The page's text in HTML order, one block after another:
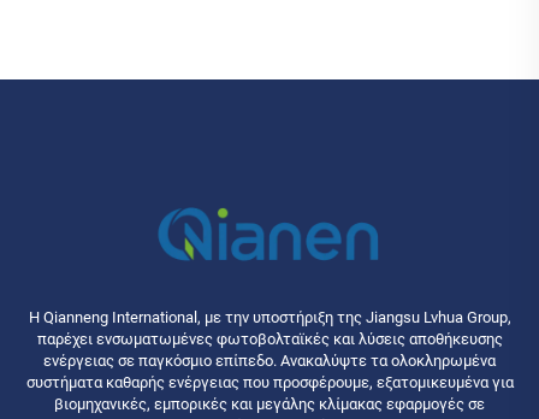
Η Qianneng International, με την υποστήριξη της Jiangsu Lvhua Group,
παρέχει ενσωματωμένες φωτοβολταϊκές και λύσεις αποθήκευσης
ενέργειας σε παγκόσμιο επίπεδο. Ανακαλύψτε τα ολοκληρωμένα
συστήματα καθαρής ενέργειας που προσφέρουμε, εξατομικευμένα για
βιομηχανικές, εμπορικές και μεγάλης κλίμακας εφαρμογές σε